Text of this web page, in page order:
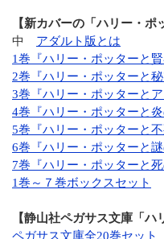
【新カバーの「ハリー・
中 アダルト版とは
1巻『ハリー・ポッターと賢
2巻『ハリー・ポッターと秘
3巻『ハリー・ポッターとア
4巻『ハリー・ポッターと炎
5巻『ハリー・ポッターと不
6巻『ハリー・ポッターと謎
7巻『ハリー・ポッターと死
1巻～７巻ボックスセット
【静山社ペガサス文庫「
ペガサス文庫全20巻セット